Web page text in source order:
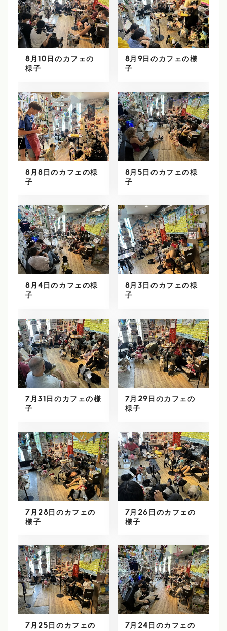
8月10日のカフェの
様子
8月9日のカフェの様
子
8月8日のカフェの様
子
8月5日のカフェの様
子
8月4日のカフェの様
子
8月3日のカフェの様
子
7月31日のカフェの様
子
7月29日のカフェの
様子
7月28日のカフェの
様子
7月26日のカフェの
様子
7月25日のカフェの
7月24日のカフェの